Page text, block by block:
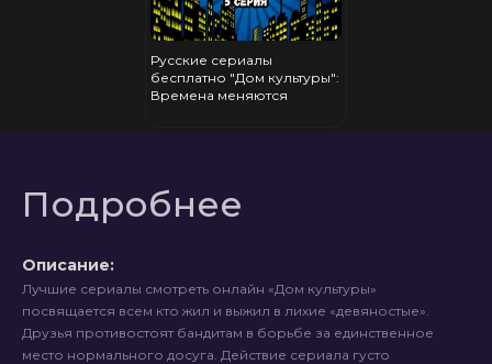
Русские сериалы
бесплатно "Дом культуры":
Времена меняются
Подробнее
Описание:
Лучшие сериалы смотреть онлайн «Дом культуры»
посвящается всем кто жил и выжил в лихие «девяностые».
Друзья противостоят бандитам в борьбе за единственное
место нормального досуга. Действие сериала густо